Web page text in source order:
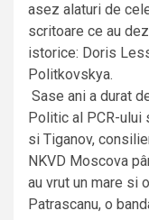
asez alaturi de
scritoare ce au
istorice: Doris
Politkovskya.
Sase ani a durat
Politic al PCR-
si Tiganov,
NKVD Moscova
au vrut un mare si
Patrascanu, o